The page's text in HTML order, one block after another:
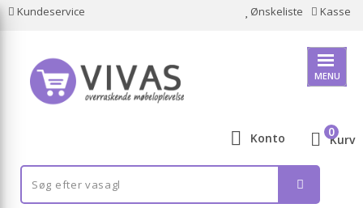
Kundeservice Ønskeliste Kasse
MENU
Konto Kurv
0